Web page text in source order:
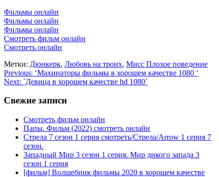
Фильмы онлайн
Фильмы онлайн
Фильмы онлайн
Смотреть фильм онлайн
Смотреть онлайн
Метки: Дюнкерк, Любовь на троих, Мисс Плохое поведение
Навигация
по
записям
Previous: ‘Махинаторы фильмы в хорошем качестве 1080 ‘
Next: `Девица в хорошем качестве hd 1080`
Свежие записи
Смотреть фильм онлайн
Папы. Фильм (2022) смотреть онлайн
Стрела 7 сезон 1 серия смотреть/Стрела/Arrow 1 серия 7
сезон.
Западный Мир 3 сезон 1 серия. Мир дикого запада 3
сезон 1 серия
[фильм] Волшебник фильмы 2020 в хорошем качестве